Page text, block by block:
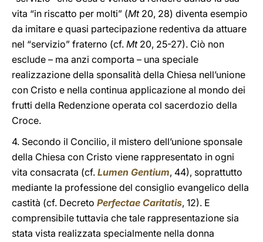
vita “in riscatto per molti” (Mt20, 28) diventa esempio
da imitare e quasi partecipazione redentiva da attuare
nel “servizio” fraterno (cf. Mt20, 25-27). Ciò non
esclude – ma anzi comporta – una speciale
realizzazione della sponsalità della Chiesa nell’unione
con Cristo e nella continua applicazione al mondo dei
frutti della Redenzione operata col sacerdozio della
Croce.
4. Secondo il Concilio, il mistero dell’unione sponsale
della Chiesa con Cristo viene rappresentato in ogni
vita consacrata (cf. Lumen Gentium, 44), soprattutto
mediante la professione del consiglio evangelico della
castità (cf. Decreto Perfectae Caritatis, 12). E
comprensibile tuttavia che tale rappresentazione sia
stata vista realizzata specialmente nella donna